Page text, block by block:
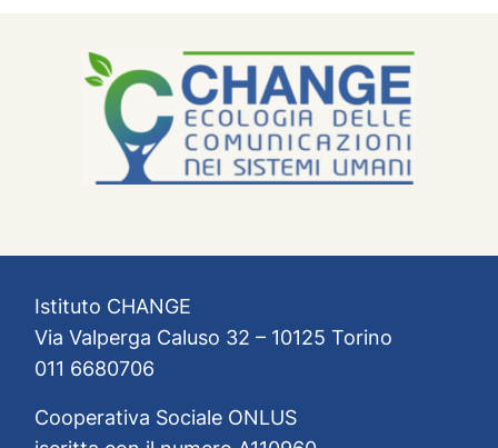
Istituto CHANGE
Via Valperga Caluso 32 – 10125 Torino
011 6680706
Cooperativa Sociale ONLUS